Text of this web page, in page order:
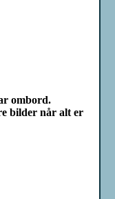
ombord.
bilder når alt er